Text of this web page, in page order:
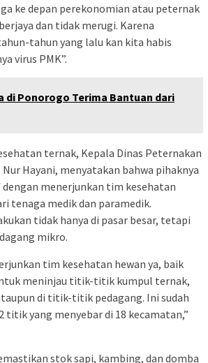
ke depan perekonomian atau peternak
dan tidak merugi. Karena
tahun yang lalu kan kita habis
virus PMK”.
di Ponorogo Terima Bantuan dari
ternak, Kepala Dinas Peternakan
Hayani, menyatakan bahwa pihaknya
menerjunkan tim kesehatan
tenaga medik dan paramedik.
tidak hanya di pasar besar, tetapi
mikro.
tim kesehatan hewan ya, baik
meninjau titik-titik kumpul ternak,
di titik-titik pedagang. Ini sudah
titik yang menyebar di 18 kecamatan,”
stok sapi, kambing, dan domba